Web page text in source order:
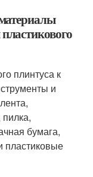
плинтуса к
и
бумага,
пластиковые